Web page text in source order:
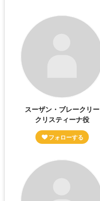
スーザン・ブレークリー
クリスティーナ役